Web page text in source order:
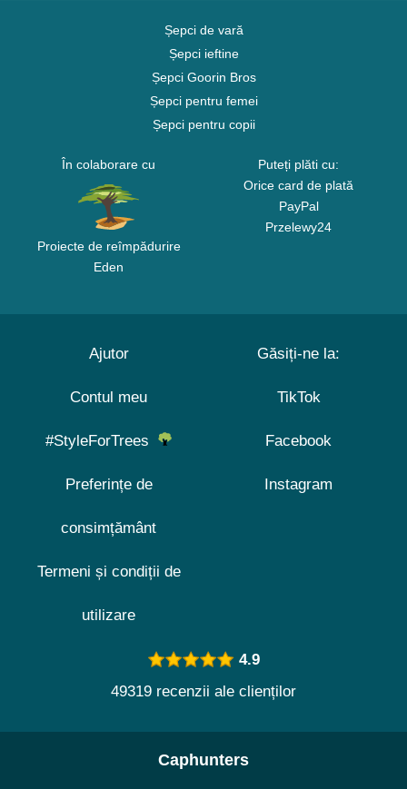
Șepci de vară
Șepci ieftine
Șepci Goorin Bros
Șepci pentru femei
Șepci pentru copii
În colaborare cu
Proiecte de reîmpădurire
Eden
Puteți plăti cu:
Orice card de plată
PayPal
Przelewy24
Ajutor
Contul meu
#StyleForTrees
Preferințe de
consimțământ
Termeni și condiții de
utilizare
Găsiți-ne la:
TikTok
Facebook
Instagram
4.9
49319 recenzii ale clienților
Caphunters